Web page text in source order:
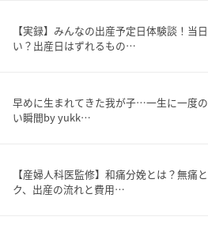
【実録】みんなの出産予定日体験談！当
い？出産日はずれるもの…
早めに生まれてきた我が子…一生に一度
い瞬間by yukk…
【産婦人科医監修】和痛分娩とは？無痛
ク、出産の流れと費用…